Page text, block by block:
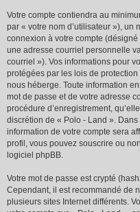
Votre compte contiendra au
par « votre nom d’utilisateur »),
connexion à votre compte
une adresse courriel personnelle
courriel »). Vos informations pour
protégées par les lois de
nous héberge. Toute information
mot de passe et de votre adresse
procédure d’enregistrement,
discrétion de « Polo - Land ».
information de votre compte sera
profil, vous pouvez souscrire ou
logiciel phpBB.
Votre mot de passe est crypté
Cependant, il est recommandé de
plusieurs sites Internet différents.